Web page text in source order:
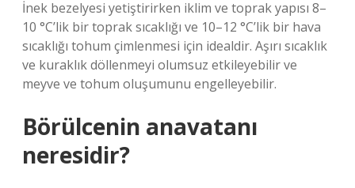
İnek bezelyesi yetiştirirken iklim ve toprak yapısı 8–
10 °C’lik bir toprak sıcaklığı ve 10–12 °C’lik bir hava
sıcaklığı tohum çimlenmesi için idealdir. Aşırı sıcaklık
ve kuraklık döllenmeyi olumsuz etkileyebilir ve
meyve ve tohum oluşumunu engelleyebilir.
Börülcenin anavatanı
neresidir?